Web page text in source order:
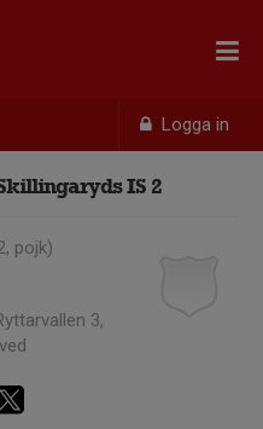
Logga in
IS 2
pojk)
3,